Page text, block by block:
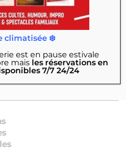
:
mises en vente des
offres & bons plans…
climatisée ❄️
est en pause estivale
mais les réservations en
7/7 24/24